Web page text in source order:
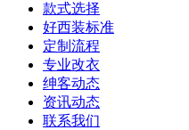
款式选择
好西装标准
定制流程
专业改衣
绅客动态
资讯动态
联系我们